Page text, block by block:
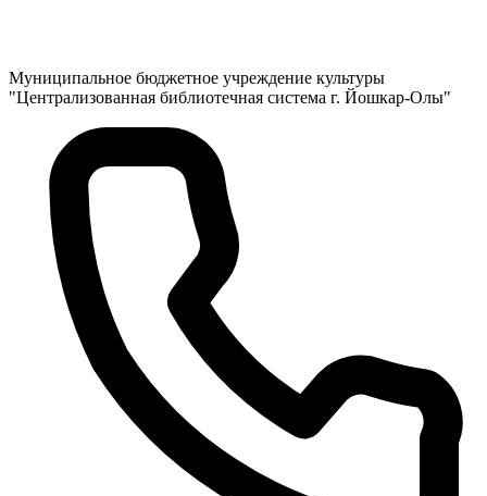
Муниципальное бюджетное учреждение культуры
"Централизованная библиотечная система г. Йошкар-Олы"